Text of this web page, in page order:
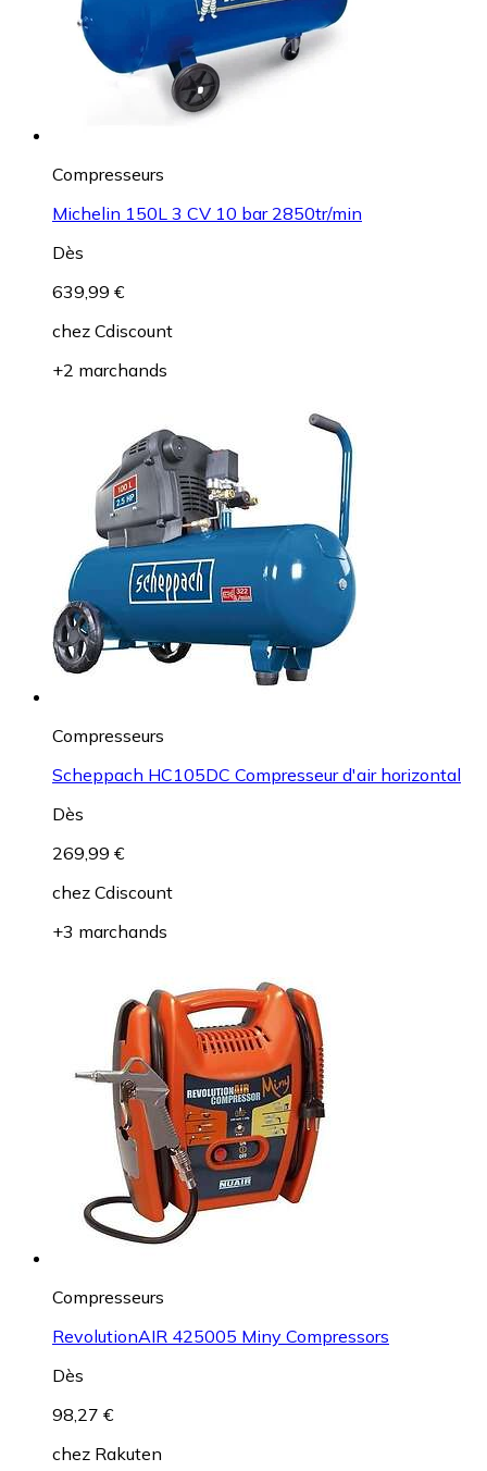
Compresseurs
Michelin 150L 3 CV 10 bar 2850tr/min
Dès
639,99 €
chez Cdiscount
+2 marchands
Compresseurs
Scheppach HC105DC Compresseur d'air horizontal
Dès
269,99 €
chez Cdiscount
+3 marchands
Compresseurs
RevolutionAIR 425005 Miny Compressors
Dès
98,27 €
chez Rakuten